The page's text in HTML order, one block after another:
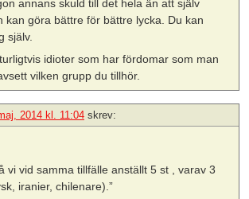
annans skuld till det hela än att själv
kan göra bättre för bättre lycka. Du kan
själv.
idioter som har fördomar som man
vilken grupp du tillhör.
2014 kl. 11:04 skrev:
vi vid samma tillfälle anställt 5 st , varav 3
iranier, chilenare).”